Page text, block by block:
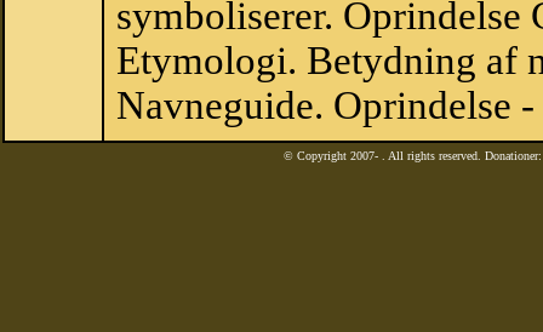
symboliserer. Oprindelse
Etymologi. Betydning af
Navneguide. Oprindelse
© Copyright 2007- . All rights reserved.